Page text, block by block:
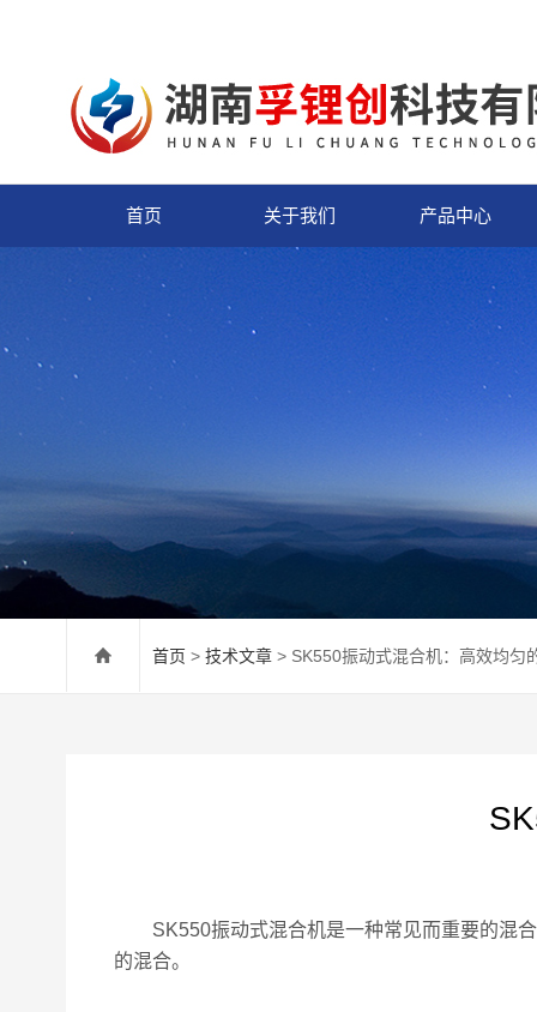
首页 关于我们 产品中心
首页 > 技术文章 > SK550振动式混合机：高效均匀
SK550振动式混合机是一种常见而重要的混合
的混合。